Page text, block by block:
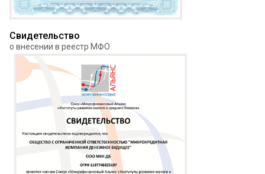
Свидетельство
о внесении в реестр МФО